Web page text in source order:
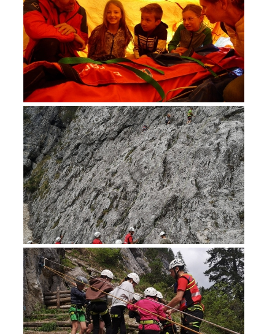
Soccorso in montagna